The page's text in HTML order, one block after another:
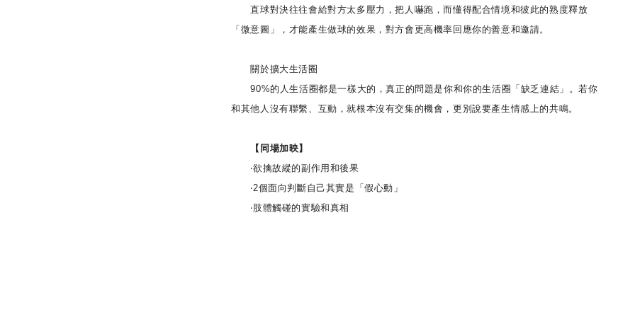
直球對決往往會給對方太多壓力，把人嚇跑，而懂得配合情境和彼此的熟度釋放
「微意圖」，才能產生做球的效果，對方會更高機率回應你的善意和邀請。
關於擴大生活圈
90%的人生活圈都是一樣大的，真正的問題是你和你的生活圈「缺乏連結」。若你
和其他人沒有聯繫、互動，就根本沒有交集的機會，更別說要產生情感上的共鳴。
【同場加映】
‧欲擒故縱的副作用和後果
‧2個面向判斷自己其實是「假心動」
‧肢體觸碰的實驗和真相